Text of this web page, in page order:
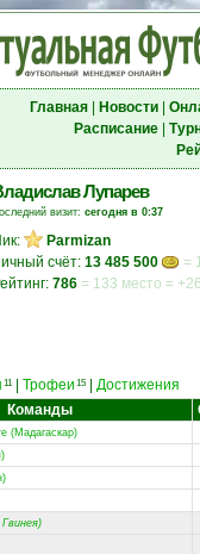
Главная| Новости|
Расписание|
Лупарев
визит: сегодня в 0:37
Parmizan
счёт: 13 485 500
=
786 = 133 место =
11 Трофеи 15
Достижения
Команды
(Мадагаскар)